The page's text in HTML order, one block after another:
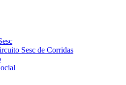
Sesc de Corridas